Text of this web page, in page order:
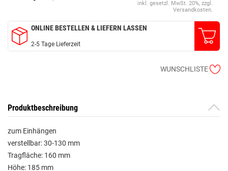
inkl. gesetzl. MwSt. 20%, zzgl.
Versandkosten.
ONLINE BESTELLEN & LIEFERN LASSEN
2-5 Tage Lieferzeit
WUNSCHLISTE
Produktbeschreibung
zum Einhängen
verstellbar: 30-130 mm
Tragfläche: 160 mm
Höhe: 185 mm